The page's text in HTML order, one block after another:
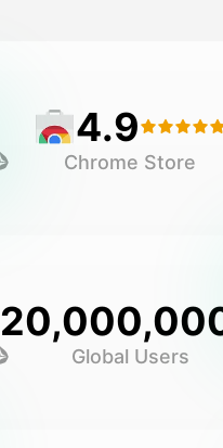
4.9
Chrome Store
Global Users